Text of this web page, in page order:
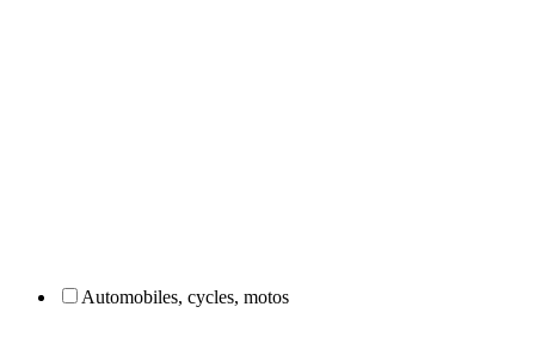
Automobiles, cycles, motos